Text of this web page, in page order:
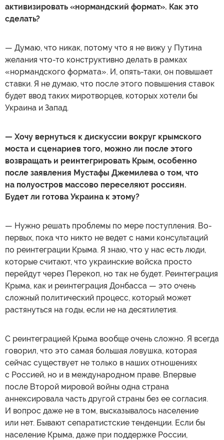
активизировать «нормандский формат». Как это
сделать?
— Думаю, что никак, потому что я не вижу у Путина
желания что-то конструктивно делать в рамках
«нормандского формата». И, опять-таки, он повышает
ставки. Я не думаю, что после этого повышения ставок
будет ввод таких миротворцев, которых хотели бы
Украина и Запад.
— Хочу вернуться к дискуссии вокруг крымского
моста и сценариев того, можно ли после этого
возвращать и реинтегрировать Крым, особенно
после заявления Мустафы Джемилева о том, что
на полуостров массово переселяют россиян.
Будет ли готова Украина к этому?
— Нужно решать проблемы по мере поступления. Во-
первых, пока что никто не ведет с нами консультаций
по реинтеграции Крыма. Я знаю, что у нас есть люди,
которые считают, что украинские войска просто
перейдут через Перекоп, но так не будет. Реинтеграция
Крыма, как и реинтеграция Донбасса — это очень
сложный политический процесс, который может
растянуться на годы, если не на десятилетия.
С реинтеграцией Крыма вообще очень сложно. Я всегда
говорил, что это самая большая ловушка, которая
сейчас существует не только в наших отношениях
с Россией, но и в международном праве. Впервые
после Второй мировой войны одна страна
аннексировала часть другой страны без ее согласия.
И вопрос даже не в том, высказывалось население
или нет. Бывают сепаратистские тенденции. Если бы
население Крыма, даже при поддержке России,